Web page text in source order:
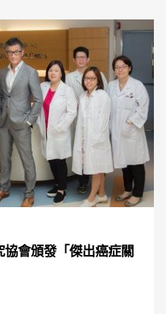
會頒發「傑出癌症關